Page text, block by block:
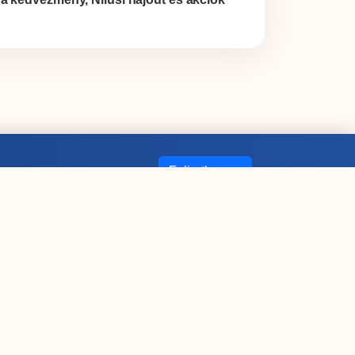
Adatvédelmi tájékoztatószerint. Feliratkozom